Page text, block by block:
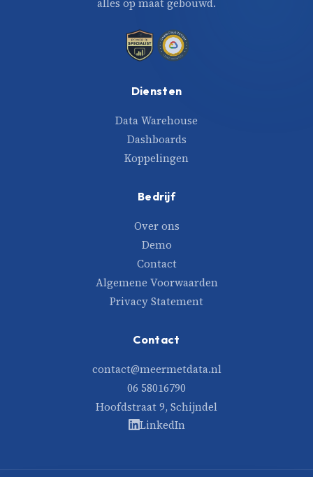
alles op maat gebouwd.
Diensten
Data Warehouse
Dashboards
Koppelingen
Bedrijf
Over ons
Demo
Contact
Algemene Voorwaarden
Privacy Statement
Contact
contact@meermetdata.nl
06 58016790
Hoofdstraat 9, Schijndel
LinkedIn